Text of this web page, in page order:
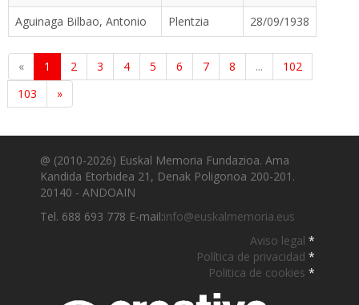
Aguinaga Bilbao, Antonio
Plentzia 28/09/1938
« 1 2 3 4 5 6 7 8 ...
102
103
»
@ (2010-2026) Euskal Memoria Fundazioa. Ama
Kandida Etorbidea 21, Denak Poligonoa 200-201.
20140 - ANDOAIN
Tel. 688 693 778 E-mail:info@euskalmemoria.eus
Aviso legal *
Política de privacidad *
Politica de cookies *